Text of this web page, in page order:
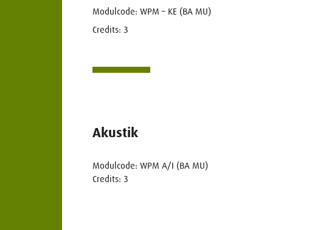
Modulcode: WPM – KE (BA MU)
Credits: 3
Akustik
Modulcode: WPM A/I (BA MU)
Credits: 3